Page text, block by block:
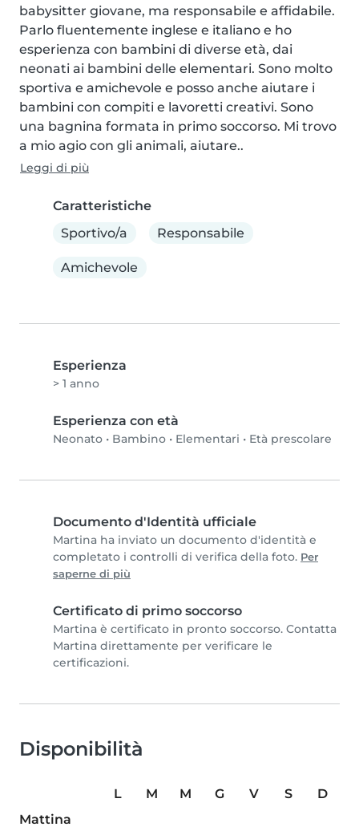
babysitter giovane, ma responsabile e affidabile.
Parlo fluentemente inglese e italiano e ho
esperienza con bambini di diverse età, dai
neonati ai bambini delle elementari. Sono molto
sportiva e amichevole e posso anche aiutare i
bambini con compiti e lavoretti creativi. Sono
una bagnina formata in primo soccorso. Mi trovo
a mio agio con gli animali, aiutare..
Leggi di più
Caratteristiche
Sportivo/a
Responsabile
Amichevole
Esperienza
> 1 anno
Esperienza con età
Neonato • Bambino • Elementari • Età prescolare
Documento d'Identità ufficiale
Martina ha inviato un documento d'identità e
completato i controlli di verifica della foto. Per
saperne di più
Certificato di primo soccorso
Martina è certificato in pronto soccorso. Contatta
Martina direttamente per verificare le
certificazioni.
Disponibilità
L M M G V S
D
Mattina